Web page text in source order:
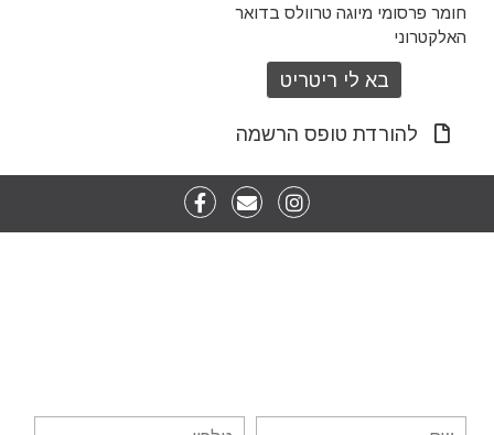
חומר פרסומי מיוגה טרוולס בדואר
האלקטרוני
להורדת טופס הרשמה